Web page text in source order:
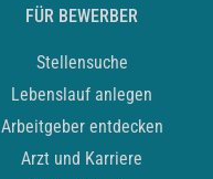
FÜR BEWERBER
Stellensuche
Lebenslauf anlegen
Arbeitgeber entdecken
Arzt und Karriere